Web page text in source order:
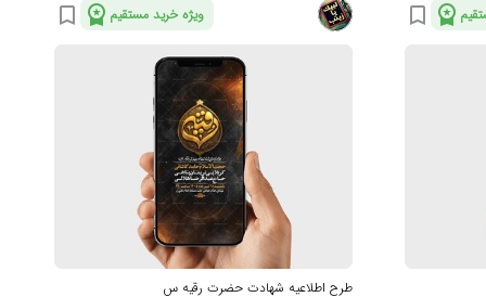
workspace_premium
bookmark_border ویژه خرید مستقیم workspace_premium
bookmark_border
طرح اطلاعیه شهادت حضرت رقیه س